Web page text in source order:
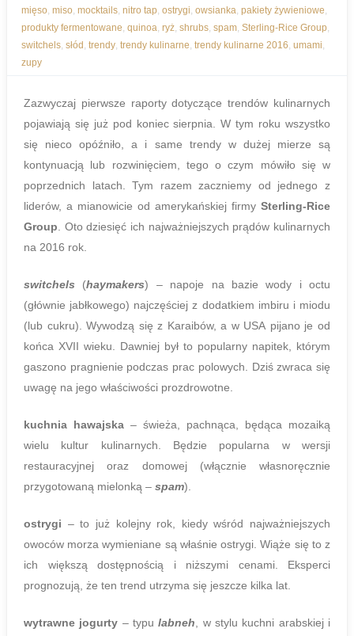
mięso, miso, mocktails, nitro tap, ostrygi, owsianka, pakiety żywieniowe,
produkty fermentowane, quinoa, ryż, shrubs, spam, Sterling-Rice Group,
switchels, słód , trendy, trendy kulinarne, trendy kulinarne 2016, umami,
zupy
Zazwyczaj pierwsze raporty dotyczące trendów kulinarnych
pojawiają się już pod koniec sierpnia. W tym roku wszystko
się nieco opóźniło, a i same trendy w dużej mierze są
kontynuacją lub rozwinięciem, tego o czym mówiło się w
poprzednich latach. Tym razem zaczniemy od jednego z
liderów, a mianowicie od amerykańskiej firmy Sterling-Rice
Group. Oto dziesięć ich najważniejszych prądów kulinarnych
na 2016 rok.
switchels (haymakers) – napoje na bazie wody i octu
(głównie jabłkowego) najczęściej z dodatkiem imbiru i miodu
(lub cukru). Wywodzą się z Karaibów, a w USA pijano je od
końca XVII wieku. Dawniej był to popularny napitek, którym
gaszono pragnienie podczas prac polowych. Dziś zwraca się
uwagę na jego właściwości prozdrowotne.
kuchnia hawajska – świeża, pachnąca, będąca mozaiką
wielu kultur kulinarnych. Będzie popularna w wersji
restauracyjnej oraz domowej (włącznie własnoręcznie
przygotowaną mielonką – spam).
ostrygi – to już kolejny rok, kiedy wśród najważniejszych
owoców morza wymieniane są właśnie ostrygi. Wiąże się to z
ich większą dostępnością i niższymi cenami. Eksperci
prognozują, że ten trend utrzyma się jeszcze kilka lat.
wytrawne jogurty – typulabneh, w stylu kuchni arabskiej i